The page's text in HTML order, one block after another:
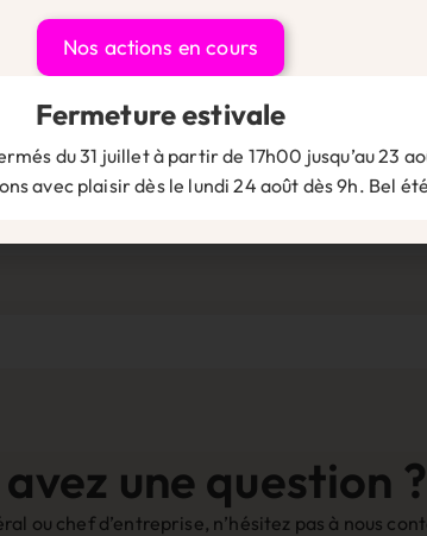
nous sur les réseaux 👇
côté des infos essentielles pour les chefs
informé et prêt à agir en nous suivant sur
une question ?
ou chef d’entreprise, n’hésitez pas à nous
Nos actions en cours
Fermeture estivale
du 31 juillet à partir de 17h00 jusqu’au 23
avec plaisir dès le lundi 24 août dès 9h. Bel